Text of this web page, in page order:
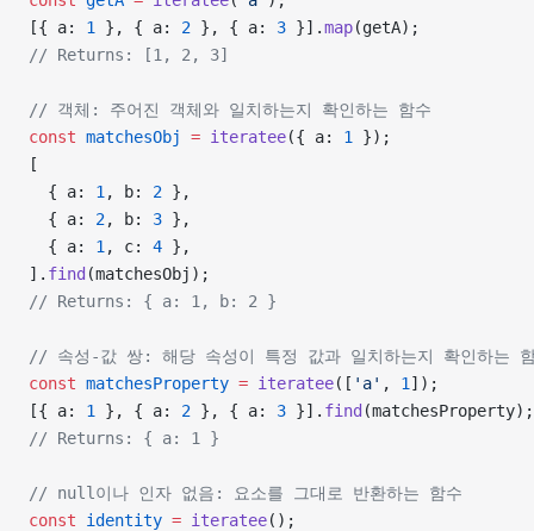
[{ a: 1 }, { a: 2 }, { a: 3 }].map(getA);
// Returns: [1, 2, 3]
// 객체: 주어진 객체와 일치하는지 확인하는 함수
const matchesObj = iteratee({ a: 1
});
[
  { a:
1 , b: 2 },
  { a:
2, b: 3 },
  { a:
1 , c: 4 },
]. find (matchesObj);
// Returns: { a: 1, b: 2 }
// 속성-값 쌍: 해당 속성이 특정 값과 일치하는지 확인하는
const matchesProperty = iteratee([ 'a' , 1 ]);
[{ a: 1 }, { a: 2 }, { a: 3 }]. find (matchesProperty);
// Returns: { a: 1 }
// null이나 인자 없음: 요소를 그대로 반환하는 함수
const identity = iteratee();